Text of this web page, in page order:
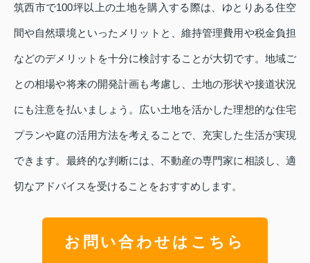
筑西市で100坪以上の土地を購入する際は、ゆとりある住空
間や自然環境といったメリットと、維持管理費用や税金負担
などのデメリットを十分に検討することが大切です。地域ご
との相場や将来の開発計画も考慮し、土地の形状や接道状況
にも注意を払いましょう。広い土地を活かした理想的な住宅
プランや庭の活用方法を考えることで、充実した生活が実現
できます。最終的な判断には、不動産の専門家に相談し、適
切なアドバイスを受けることをおすすめします。
お問い合わせはこちら